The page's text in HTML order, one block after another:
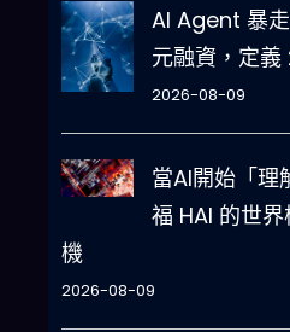
AI Agent 暴
元融資，定
2026-08-09
當AI開始「理
福 HAI 的世
機
2026-08-09